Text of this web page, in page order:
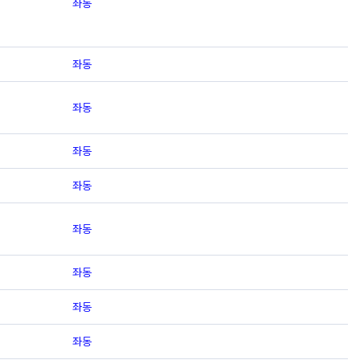
좌동
좌동
좌동
좌동
좌동
좌동
좌동
좌동
좌동